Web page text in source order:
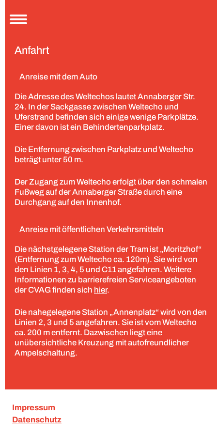
Festival
Rückblick 2024
Kooperationspartner
Programm
Service
Tickets
Barrierefreiheit
Jugendfilmjury
Förderungen
Kontakt
Anfahrt
Anreise mit dem Auto
Die Adresse des Weltechos lautet Annaberger Str.
24. In der Sackgasse zwischen Weltecho und
Uferstrand befinden sich einige wenige Parkplätze.
Einer davon ist ein Behindertenparkplatz.
Die Entfernung zwischen Parkplatz und Weltecho
beträgt unter 50 m.
Der Zugang zum Weltecho erfolgt über den schmalen
Fußweg auf der Annaberger Straße durch eine
Durchgang auf den Innenhof.
Anreise mit öffentlichen Verkehrsmitteln
Die nächstgelegene Station der Tram ist „Moritzhof“
(Entfernung zum Weltecho ca. 120m). Sie wird von
den Linien 1, 3, 4, 5 und C11 angefahren. Weitere
Informationen zu barrierefreien Serviceangeboten
der CVAG finden sich hier.
Die nahegelegene Station „Annenplatz“ wird von den
Linien 2, 3 und 5 angefahren. Sie ist vom Weltecho
ca. 200 m entfernt. Dazwischen liegt eine
unübersichtliche Kreuzung mit autofreundlicher
Ampelschaltung.
Impressum
Datenschutz